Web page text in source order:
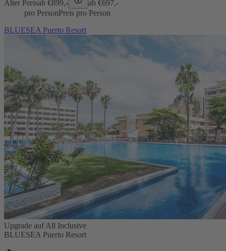
Alter Preisab €899,- ab €697,-
pro PersonPreis pro Person
BLUESEA Puerto Resort
Upgrade auf All Inclusive
BLUESEA Puerto Resort